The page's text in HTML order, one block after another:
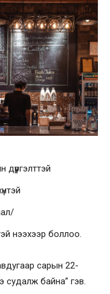
нээхээр боллоо.
сарын 22-
судалж байна” гэв.